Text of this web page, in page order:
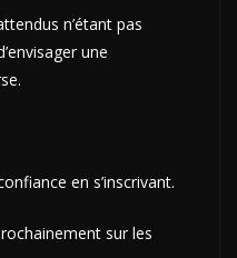
n’étant pas
une
en s’inscrivant.
sur les